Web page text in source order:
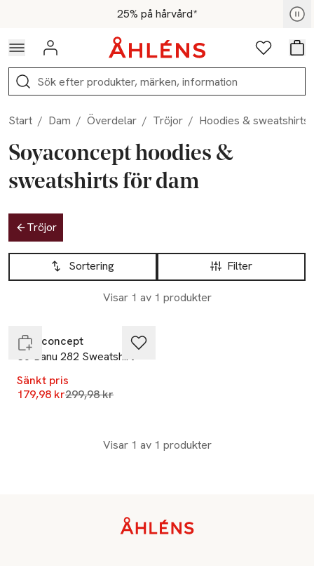
Hoppa till navigationsmenyn25% på hårvård*
För medlemmar - Shoppa nu
Logga in Favoriter
Sök
Start / Dam / Överdelar / Tröjor / Hoodies & sweatshirts
Soyaconcept hoodies &
sweatshirts för dam
Hoppa till produktsidan
Tröjor
Hoppa till produktsidan
Filter
Sortering
Visar 1 av 1 produkter
Lista över produkter
Soyaconcept
Sc-Banu 282 Sweatshirt
Sänkt pris
179,98 krLägsta pris 30 dagar
299,98 kr
Visar 1 av 1 produkter